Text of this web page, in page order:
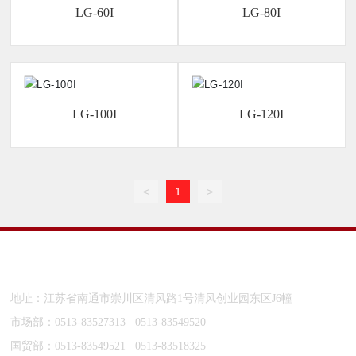
LG-60I LG-80I
LG-100I LG-120I
< 1 >
地址：江苏省南通市崇川区清风路1号清风创业园东区J6幢
市场部： 0513-83527313
0513-83549520
国贸部： 0513-83549521 0513-83518325